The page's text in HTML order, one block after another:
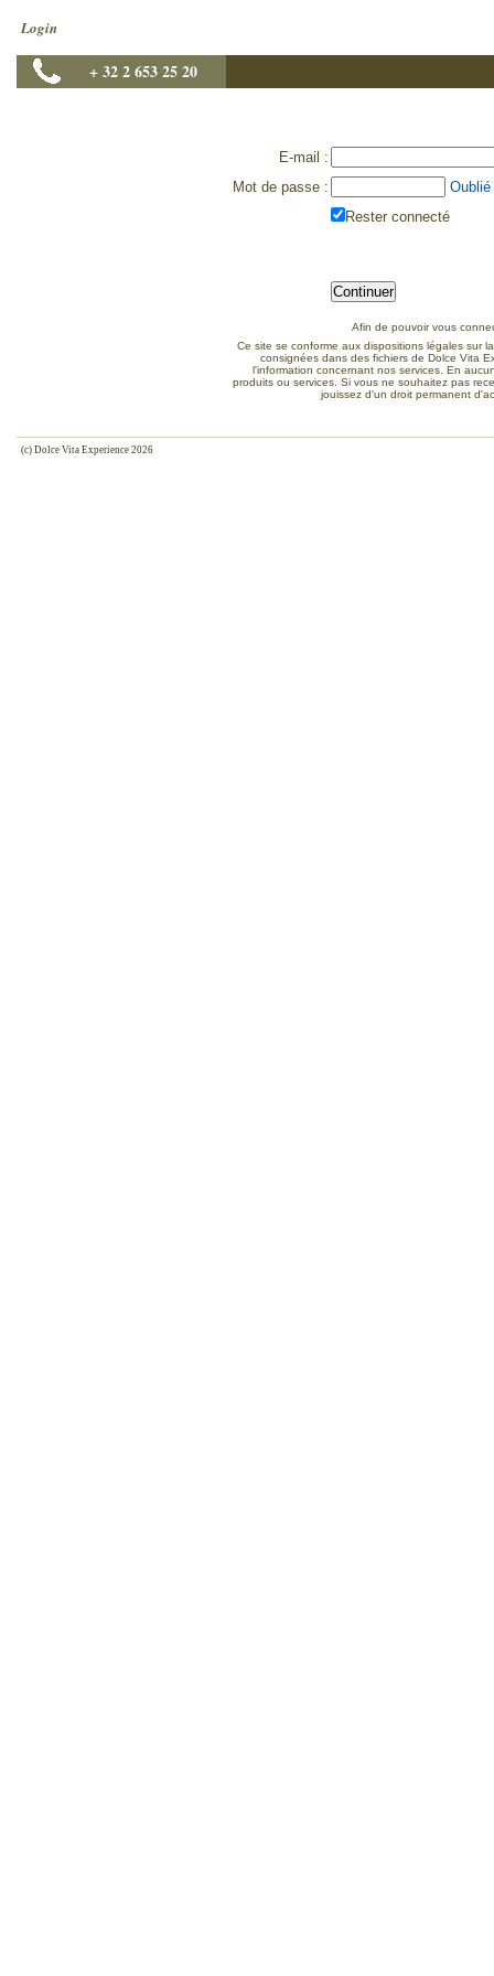
Login
+ 32 2 653 25 20
E-mail :
Mot de passe :
Oublié
Rester connecté
Afin de pouvoir vous
Ce site se conforme aux dispositions légales sur
consignées dans des fichiers de Dolce Vita
l'information concernant nos services. En
produits ou services. Si vous ne souhaitez pas
jouissez d'un droit permanent
(c) Dolce Vita Experience 2026